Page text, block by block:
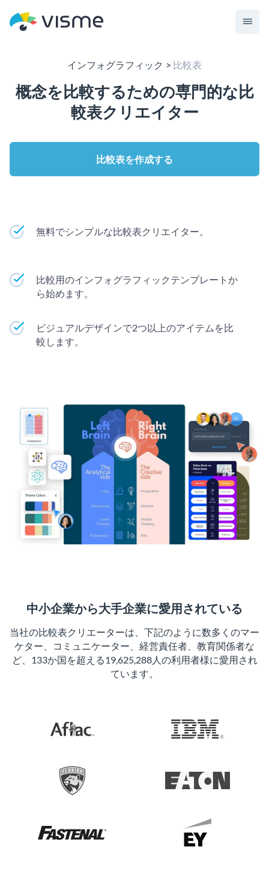
インフォグラフィック 比較表
概念を比較するための専門的な比
較表クリエイター
比較表を作成する
無料でシンプルな比較表クリエイター。
比較用のインフォグラフィックテンプレートか
ら始めます。
ビジュアルデザインで2つ以上のアイテムを比
較します。
中小企業から大手企業に愛用されている
当社の比較表クリエーターは、下記のように数多くのマー
ケター、コミュニケーター、経営責任者、教育関係者な
ど、133か国を超える19,625,288人の利用者様に愛用され
ています。